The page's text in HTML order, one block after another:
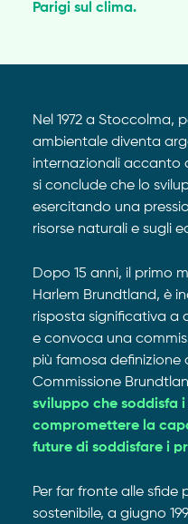
Parigi sul clima.
Nel 1972 a Stoccolma,
ambientale diventa
internazionali accanto
si conclude che lo
esercitando una
risorse naturali e sugli
Dopo 15 anni, il primo
Harlem Brundtland, è
risposta significativa a
e convoca una
più famosa definizione
Commissione
sviluppo che soddisfa
compromettere la
future di soddisfare i
Per far fronte alle sfide
sostenibile, a giugno